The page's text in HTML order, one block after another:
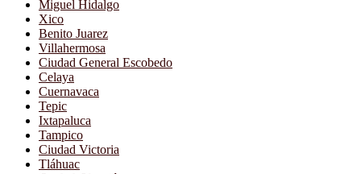
Miguel Hidalgo
Xico
Benito Juarez
Villahermosa
Ciudad General Escobedo
Celaya
Cuernavaca
Tepic
Ixtapaluca
Tampico
Ciudad Victoria
Tláhuac